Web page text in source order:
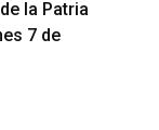
la Patria
7 de